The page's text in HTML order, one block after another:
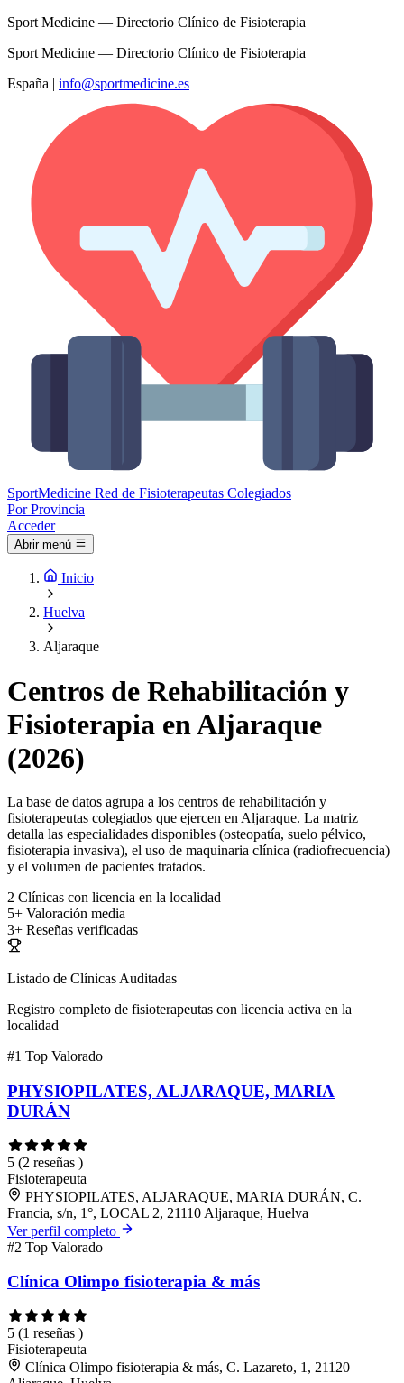
Sport Medicine — Directorio Clínico de Fisioterapia
Sport Medicine — Directorio Clínico de Fisioterapia
España | info@sportmedicine.es
SportMedicine Red de Fisioterapeutas Colegiados
Por Provincia
Acceder
Abrir menú
Inicio
Huelva
Aljaraque
Centros de Rehabilitación y
Fisioterapia en Aljaraque
(2026)
La base de datos agrupa a los centros de rehabilitación y
fisioterapeutas colegiados que ejercen en Aljaraque. La matriz
detalla las especialidades disponibles (osteopatía, suelo pélvico,
fisioterapia invasiva), el uso de maquinaria clínica (radiofrecuencia)
y el volumen de pacientes tratados.
2 Clínicas con licencia en la localidad
5+ Valoración media
3+ Reseñas verificadas
Listado de Clínicas Auditadas
Registro completo de fisioterapeutas con licencia activa en la
localidad
#1 Top Valorado
PHYSIOPILATES, ALJARAQUE, MARIA
DURÁN
5 (2 reseñas )
Fisioterapeuta
PHYSIOPILATES, ALJARAQUE, MARIA DURÁN, C.
Francia, s/n, 1°, LOCAL 2, 21110 Aljaraque, Huelva
Ver perfil completo
#2 Top Valorado
Clínica Olimpo fisioterapia & más
5 (1 reseñas )
Fisioterapeuta
Clínica Olimpo fisioterapia & más, C. Lazareto, 1, 21120